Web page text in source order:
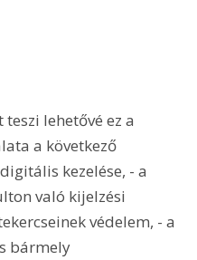
lehetővé ez a
a következő
kezelése, - a
való kijelzési
védelem, - a
bármely